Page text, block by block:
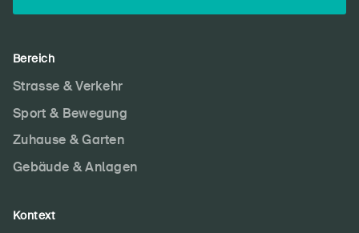
Bereich
Strasse & Verkehr
Sport & Bewegung
Zuhause & Garten
Gebäude & Anlagen
Kontext